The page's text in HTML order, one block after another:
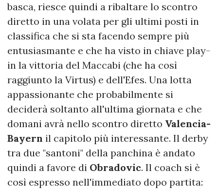
basca, riesce quindi a ribaltare lo scontro
diretto in una volata per gli ultimi posti in
classifica che si sta facendo sempre più
entusiasmante e che ha visto in chiave play-
in la vittoria del Maccabi (che ha così
raggiunto la Virtus) e dell'Efes. Una lotta
appassionante che probabilmente si
deciderà soltanto all'ultima giornata e che
domani avrà nello scontro diretto Valencia-
Bayern il capitolo più interessante. Il derby
tra due "santoni" della panchina è andato
quindi a favore di Obradovic. Il coach si è
così espresso nell'immediato dopo partita: